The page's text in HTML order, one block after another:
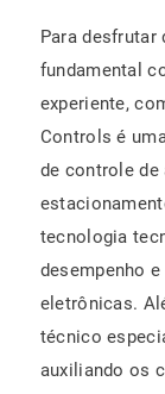
Para desfrutar
fundamental
experiente,
Controls é
de controle
tecnologia
desempenho
eletrônicas.
técnico
auxiliando os